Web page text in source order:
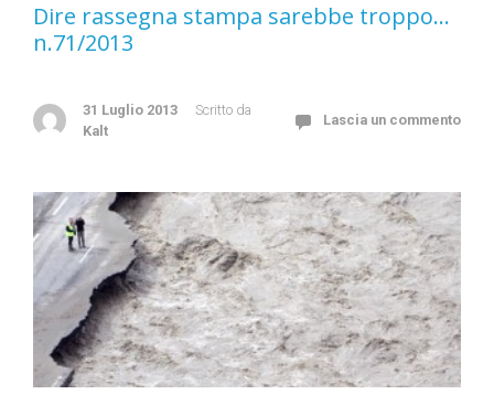
Dire rassegna stampa sarebbe troppo…
n.71/2013
31 Luglio 2013
Scritto da
Kalt
Lascia un commento